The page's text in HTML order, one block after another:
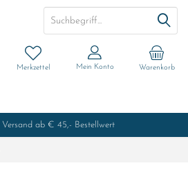
Versand ab € 45,- Bestellwert
Warenkorb
Merkzettel Mein Konto